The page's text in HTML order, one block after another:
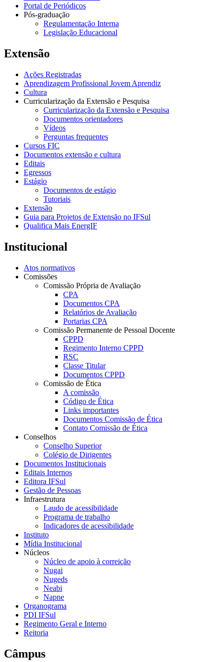
Portal de Periódicos
Pós-graduação
Regulamentação Interna
Legislação Educacional
Extensão
Ações Registradas
Aprendizagem Profissional Jovem Aprendiz
Cultura
Curricularização da Extensão e Pesquisa
Curricularização da Extensão e Pesquisa
Documentos orientadores
Vídeos
Perguntas frequentes
Cursos FIC
Documentos extensão e cultura
Editais
Egressos
Estágio
Documentos de estágio
Tutoriais
Extensão
Guia para Projetos de Extensão no IFSul
Qualifica Mais EnergIF
Institucional
Atos normativos
Comissões
Comissão Própria de Avaliação
CPA
Documentos CPA
Relatórios de Avaliação
Portarias CPA
Comissão Permanente de Pessoal Docente
CPPD
Regimento Interno CPPD
RSC
Classe Titular
Documentos CPPD
Comissão de Ética
A comissão
Código de Ética
Links importantes
Documentos Comissão de Ética
Contato Comissão de Ética
Conselhos
Conselho Superior
Colégio de Dirigentes
Documentos Institucionais
Editais Internos
Editora IFSul
Gestão de Pessoas
Infraestrutura
Laudo de acessibilidade
Programa de trabalho
Indicadores de acessibilidade
Instituto
Mídia Institucional
Núcleos
Núcleo de apoio à correição
Nugai
Nugeds
Neabi
Napne
Organograma
PDI IFSul
Regimento Geral e Interno
Reitoria
Câmpus